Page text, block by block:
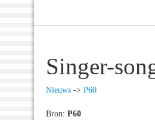
Singer-
Nieuws -> P60
Bron: P60